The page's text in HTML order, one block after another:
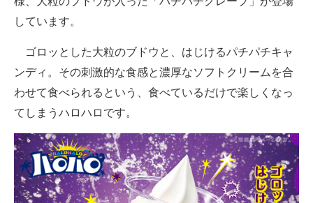
しています。
ゴロッとした大粒のブドウと、はじけるパチパチキャ
ンディ。その刺激的な食感と濃厚なソフトクリームを合
わせて食べられるという、食べているだけで楽しくなっ
てしまうハロハロです。